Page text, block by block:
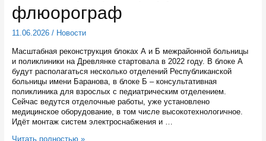
флюорограф
11.06.2026/ Новости
Масштабная реконструкция блоках А и Б межрайонной больницы
и поликлиники на Древлянке стартовала в 2022 году. В блоке А
будут располагаться несколько отделений Республиканской
больницы имени Баранова, в блоке Б – консультативная
поликлиника для взрослых с педиатрическим отделением.
Сейчас ведутся отделочные работы, уже установлено
медицинское оборудование, в том числе высокотехнологичное.
Идёт монтаж систем электроснабжения и …
В
Читать полностью »